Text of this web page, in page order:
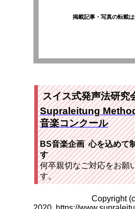
掲載記事・写真の転載は
スイス式発声法研
Supraleitung
音楽コンクール
BS音楽企画 心を込めて
す
何卒親切なご対応をお願
す。
Copyright